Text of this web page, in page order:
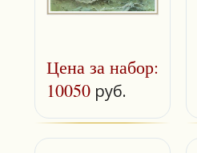
Цена за набор:
10050 руб.